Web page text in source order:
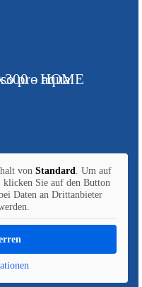
von Standard. Um auf
klicken Sie auf den Button
Daten an Drittanbieter